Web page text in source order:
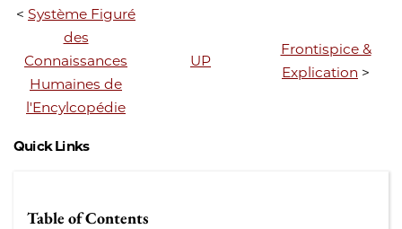
< Système Figuré
des
Connaissances
Humaines de
l'Encylcopédie
UP
Frontispice &
Explication >
Quick Links
Table of Contents